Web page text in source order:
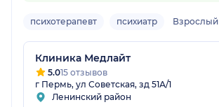
психотерапевт психиатр Взрослый
Клиника Медлайт
5.015 отзывов
г Пермь, ул Советская, зд 51А/1
Ленинский район